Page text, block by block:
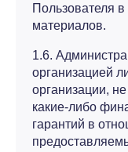
Пользователя в
материалов.
1.6.
организацией
организации,
какие-либо
гарантий в